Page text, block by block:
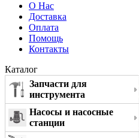
О Нас
Доставка
Оплата
Помощь
Контакты
Каталог
Запчасти для
инструмента
Насосы и насосные
станции